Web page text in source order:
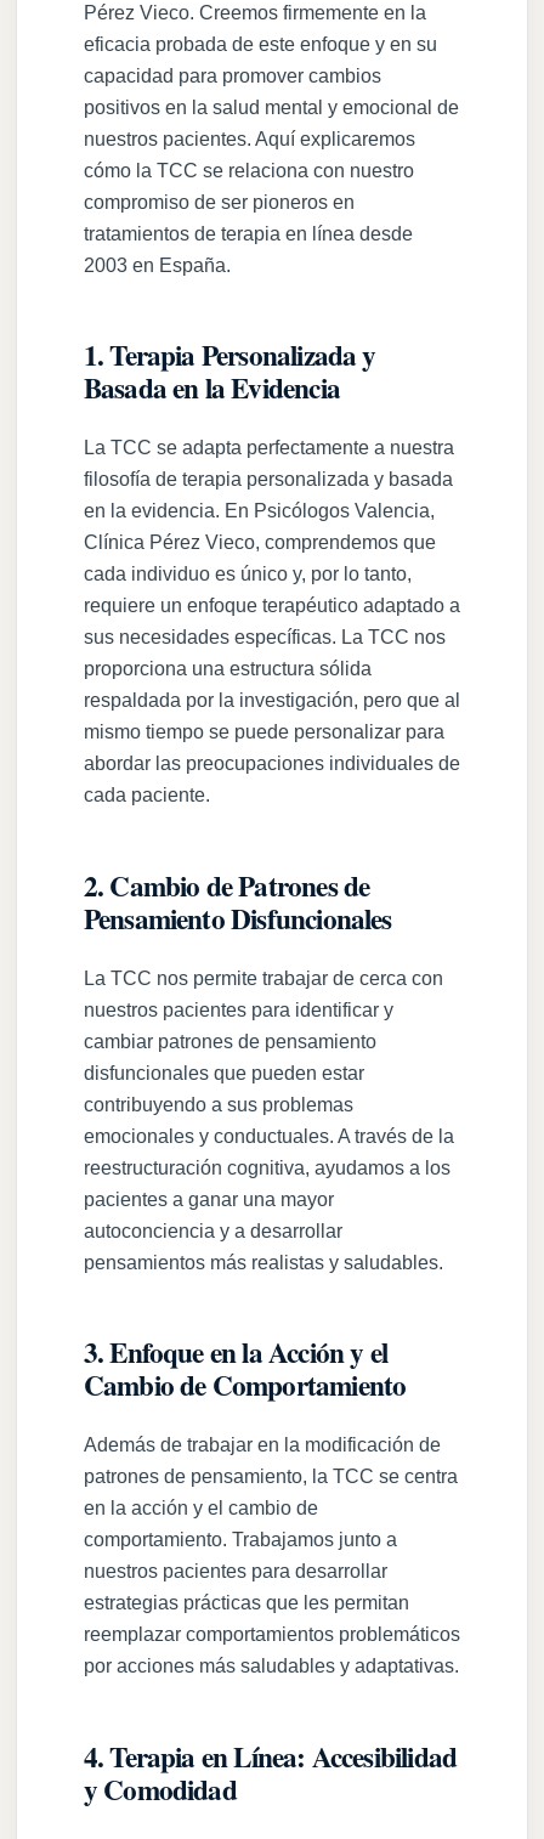
Pérez Vieco. Creemos firmemente en la
eficacia probada de este enfoque y en su
capacidad para promover cambios
positivos en la salud mental y emocional de
nuestros pacientes. Aquí explicaremos
cómo la TCC se relaciona con nuestro
compromiso de ser pioneros en
tratamientos de terapia en línea desde
2003 en España.
1. Terapia Personalizada y
Basada en la Evidencia
La TCC se adapta perfectamente a nuestra
filosofía de terapia personalizada y basada
en la evidencia. En Psicólogos Valencia,
Clínica Pérez Vieco, comprendemos que
cada individuo es único y, por lo tanto,
requiere un enfoque terapéutico adaptado a
sus necesidades específicas. La TCC nos
proporciona una estructura sólida
respaldada por la investigación, pero que al
mismo tiempo se puede personalizar para
abordar las preocupaciones individuales de
cada paciente.
2. Cambio de Patrones de
Pensamiento Disfuncionales
La TCC nos permite trabajar de cerca con
nuestros pacientes para identificar y
cambiar patrones de pensamiento
disfuncionales que pueden estar
contribuyendo a sus problemas
emocionales y conductuales. A través de la
reestructuración cognitiva, ayudamos a los
pacientes a ganar una mayor
autoconciencia y a desarrollar
pensamientos más realistas y saludables.
3. Enfoque en la Acción y el
Cambio de Comportamiento
Además de trabajar en la modificación de
patrones de pensamiento, la TCC se centra
en la acción y el cambio de
comportamiento. Trabajamos junto a
nuestros pacientes para desarrollar
estrategias prácticas que les permitan
reemplazar comportamientos problemáticos
por acciones más saludables y adaptativas.
4. Terapia en Línea: Accesibilidad
y Comodidad